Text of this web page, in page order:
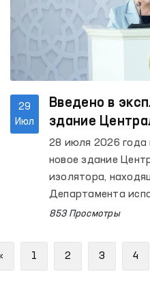
29
Июл
Введено в
здание
28 июля 2026 года
новое здание
изолятора,
Департамента
Министерства
853 Просмотры
Previous
1 2 3 4